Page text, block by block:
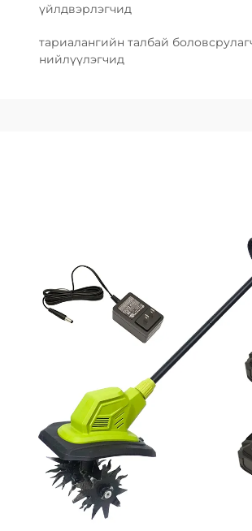
үйлдвэрлэгчид
тариалангийн талбай
нийлүүлэгчид